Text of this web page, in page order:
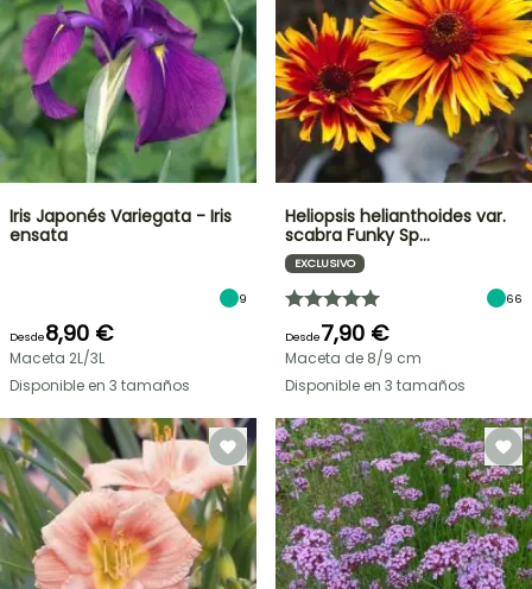
Iris Japonés Variegata - Iris
ensata
9
Desde8,90 €
Maceta 2L/3L
Disponible en 3 tamaños
Heliopsis helianthoides var.
scabra Funky Sp…
EXCLUSIVO
66
Desde7,90 €
Maceta de 8/9 cm
Disponible en 3 tamaños